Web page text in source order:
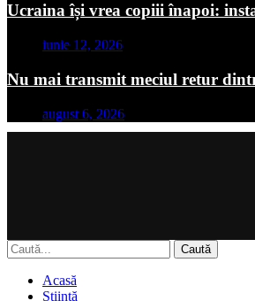
Ucraina își vrea copiii înapoi:
iunie 12, 2026
Nu mai transmit meciul retur
august 6, 2026
Caută
Acasă
Știință